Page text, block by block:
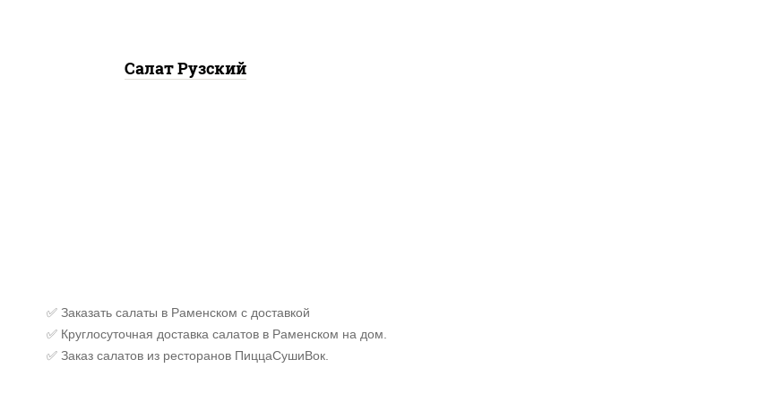
Салат Рузский
✅ Заказать салаты в Раменском с доставкой
✅ Круглосуточная доставка салатов в Раменском на дом.
✅ Заказ салатов из ресторанов ПиццаСушиВок.